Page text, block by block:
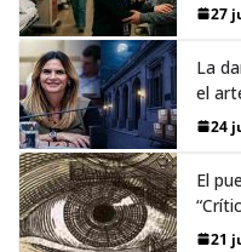
27
La
el
24
El
21